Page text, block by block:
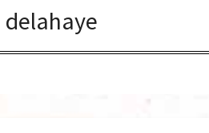
delahaye